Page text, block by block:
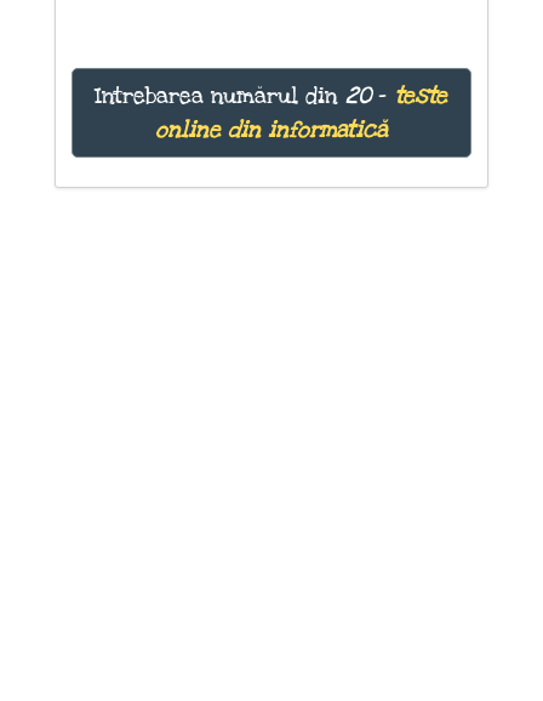
Intrebarea număruldin20- teste
online din informatică